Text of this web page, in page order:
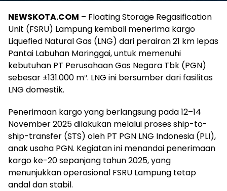
NEWSKOTA.COM – Floating Storage Regasification
Unit (FSRU) Lampung kembali menerima kargo
Liquefied Natural Gas (LNG) dari perairan 21 km lepas
Pantai Labuhan Maringgai, untuk memenuhi
kebutuhan PT Perusahaan Gas Negara Tbk (PGN)
sebesar ±131.000 m³. LNG ini bersumber dari fasilitas
LNG domestik.
Penerimaan kargo yang berlangsung pada 12–14
November 2025 dilakukan melalui proses ship-to-
ship-transfer (STS) oleh PT PGN LNG Indonesia (PLI),
anak usaha PGN. Kegiatan ini menandai penerimaan
kargo ke-20 sepanjang tahun 2025, yang
menunjukkan operasional FSRU Lampung tetap
andal dan stabil.